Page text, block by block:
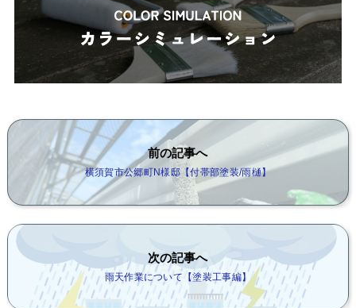
前の記事へ
横須賀市公郷町N様邸【付帯部塗装/雨樋】
次の記事へ
雨天作業について【塗装工事編】